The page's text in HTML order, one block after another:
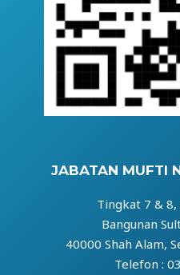
JABATAN MUFTI
Tingkat 7 &
Bangunan
40000 Shah Alam,
Telefon :